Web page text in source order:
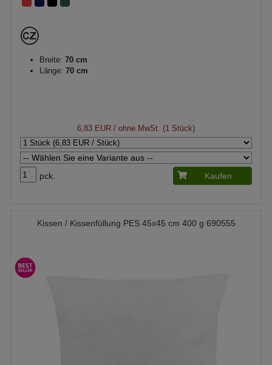
Breite: 70 cm
Länge: 70 cm
6,83 EUR / ohne MwSt. (1 Stück)
pck. Kaufen
Kissen / Kissenfüllung PES 45x45 cm 400 g 690555